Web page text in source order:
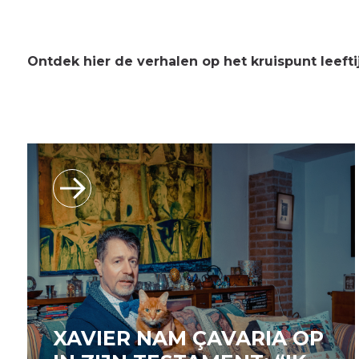
Ontdek hier de verhalen op het kruispunt
XAVIER NAM ÇAVARIA OP